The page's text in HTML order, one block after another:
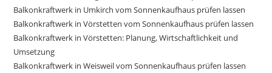
Balkonkraftwerk in Umkirch vom Sonnenkaufhaus prüfen lassen
Balkonkraftwerk in Vörstetten vom Sonnenkaufhaus prüfen lassen
Balkonkraftwerk in Vörstetten: Planung, Wirtschaftlichkeit und
Umsetzung
Balkonkraftwerk in Weisweil vom Sonnenkaufhaus prüfen lassen